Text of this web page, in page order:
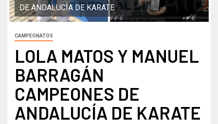
DE ANDALUCÍA DE KARATE
CAMPEONATOS
LOLA MATOS Y MANUEL
BARRAGÁN
CAMPEONES DE
ANDALUCÍA DE KARATE